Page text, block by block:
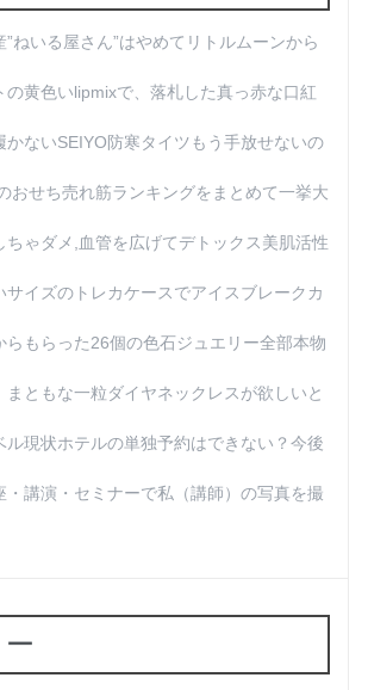
ねいる屋さん”はやめてリトルムーンから
の黄色いlipmixで、落札した真っ赤な口紅
かないSEIYO防寒タイツもう手放せないの
おせち売れ筋ランキングをまとめて一挙大
ちゃダメ,血管を広げてデトックス美肌活性
サイズのトレカケースでアイスブレークカ
らもらった26個の色石ジュエリー全部本物
まともな一粒ダイヤネックレスが欲しいと
ル現状ホテルの単独予約はできない？今後
・講演・セミナーで私（講師）の写真を撮